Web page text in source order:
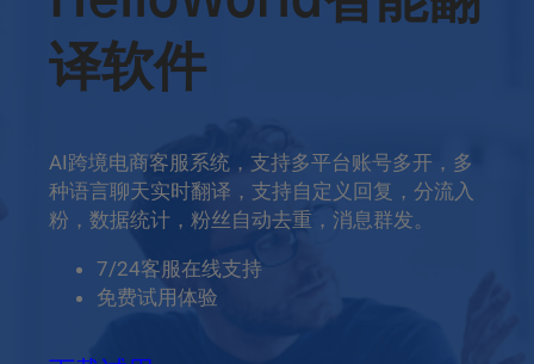
译软件
AI跨境电商客服系统，支持多平台账号多开，多
种语言聊天实时翻译，支持自定义回复，分流入
粉，数据统计，粉丝自动去重，消息群发。
7/24客服在线支持
免费试用体验